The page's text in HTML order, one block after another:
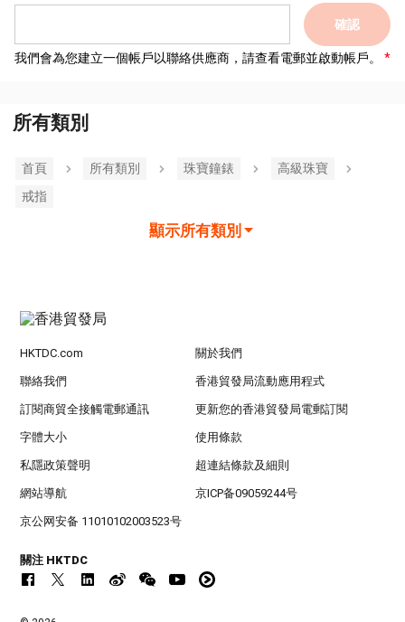
確認
我們會為您建立一個帳戶以聯絡供應商，請查看電郵並啟動帳戶。
所有類別
首頁 所有類別 珠寶鐘錶
高級珠寶
戒指
顯示所有類別
HKTDC.com 關於我們
聯絡我們 香港貿發局流動應用程式
訂閱商貿全接觸電郵通訊 更新您的香港貿發局電郵訂閱
字體大小 使用條款
私隱政策聲明 超連結條款及細則
網站導航 京ICP备09059244号
京公网安备 11010102003523号
關注 HKTDC